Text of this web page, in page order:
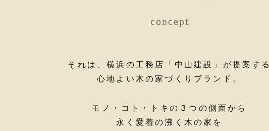
concept
それは、横浜の工務店「中山建設」が提案する
心地よい木の家づくりブランド。
モノ・コト・トキの３つの側面から
永く愛着の沸く木の家を